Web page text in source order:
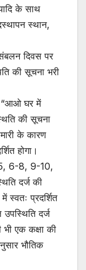
के साथ
स्थान,
दिवस पर
की सूचना भरी
“आओ घर में
की सूचना
के कारण
होगा।
5, 6-8, 9-10,
दर्ज की
स्वतः प्रदर्शित
दर्ज
एक कक्षा की
भौतिक